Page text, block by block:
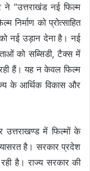
ने “उत्तराखंड नई फिल्म
निर्माण को प्रोत्साहित
नई उड़ान देना है। नई
को सब्सिडी, टैक्स में
हैं। यह न केवल फिल्म
के आर्थिक विकास और
उत्तराखण्ड में फिल्मों के
है। सरकार प्रदेश
है। राज्य सरकार की